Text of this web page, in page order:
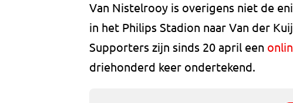
Van Nistelrooy is overigens niet de
in het Philips Stadion naar Van der
Supporters zijn sinds 20 april een
driehonderd keer ondertekend.